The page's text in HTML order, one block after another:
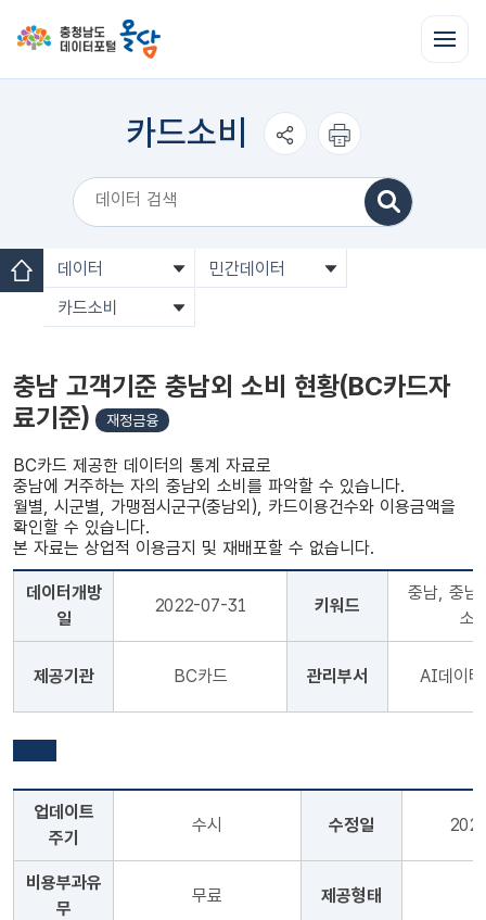
전
체
메
카드소비
기
기
데이터
민간데이터
카드소비
충남 고객기준 충남외 소비 현황(BC카드자
료기준)
재정금융
BC카드 제공한 데이터의 통계 자료로
충남에 거주하는 자의 충남외 소비를 파악할 수 있습니다.
월별, 시군별, 가맹점시군구(충남외), 카드이용건수와 이용금액을
확인할 수 있습니다.
본 자료는 상업적 이용금지 및 재배포할 수 없습니다.
데이터개방
일
2022-07-31 키워드
충남, 충남
소
제공기관 BC카드 관리부서 AI데이
업데이트
주기
수시 수정일
비용부과유
무
무료 제공형태